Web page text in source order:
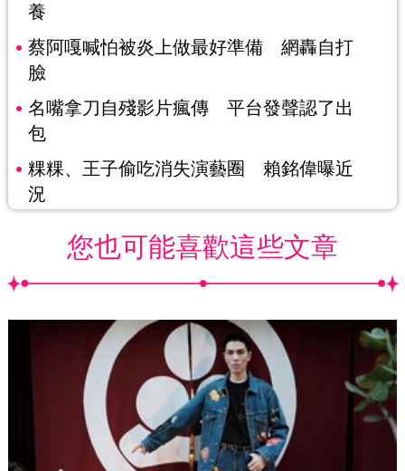
養
蔡阿嘎喊怕被炎上做最好準備 網轟自打
臉
名嘴拿刀自殘影片瘋傳 平台發聲認了出
包
粿粿、王子偷吃消失演藝圈 賴銘偉曝近
況
您也可能喜歡這些文章